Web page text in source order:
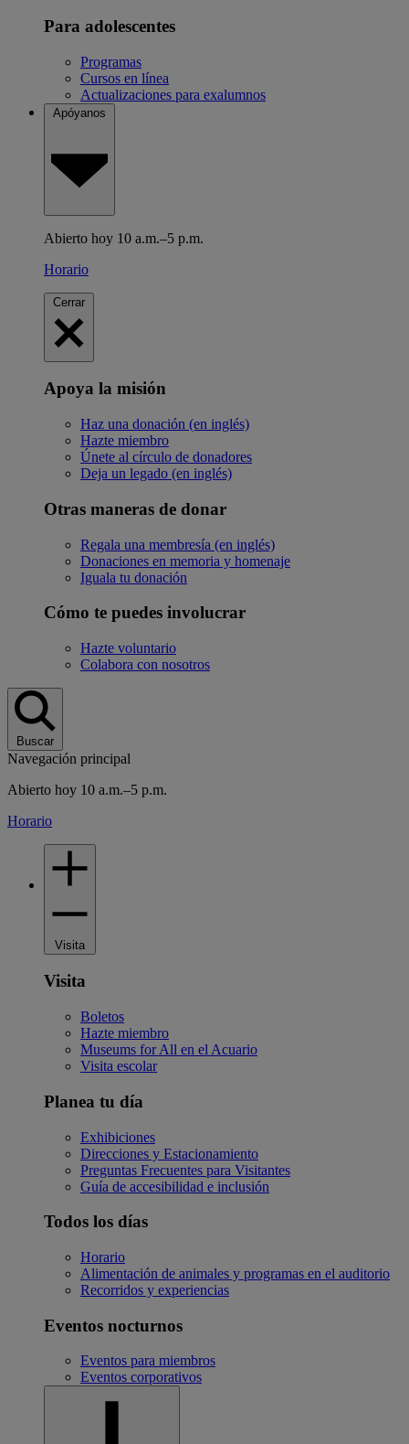
Para adolescentes
Programas
Cursos en línea
Actualizaciones para exalumnos
Apóyanos
Abierto hoy 10 a.m.–5 p.m.
Horario
Cerrar
Apoya la misión
Haz una donación (en inglés)
Hazte miembro
Únete al círculo de donadores
Deja un legado (en inglés)
Otras maneras de donar
Regala una membresía (en inglés)
Donaciones en memoria y homenaje
Iguala tu donación
Cómo te puedes involucrar
Hazte voluntario
Colabora con nosotros
Buscar
Navegación principal
Abierto hoy 10 a.m.–5 p.m.
Horario
Visita
Visita
Boletos
Hazte miembro
Museums for All en el Acuario
Visita escolar
Planea tu día
Exhibiciones
Direcciones y Estacionamiento
Preguntas Frecuentes para Visitantes
Guía de accesibilidad e inclusión
Todos los días
Horario
Alimentación de animales y programas en el auditorio
Recorridos y experiencias
Eventos nocturnos
Eventos para miembros
Eventos corporativos